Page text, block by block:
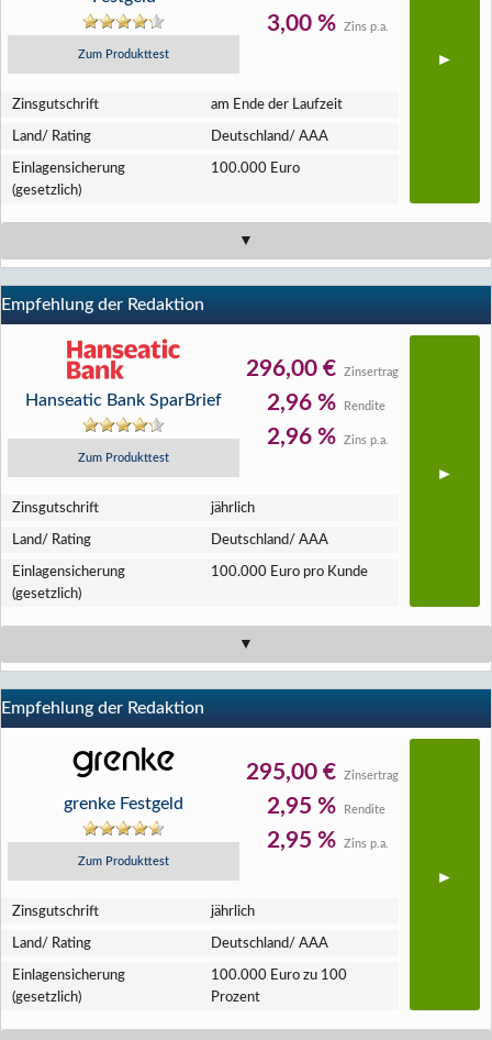
Zum Produkttest
3,00 %
Zins p.a.
Zins­gutschrift am Ende der Laufzeit
Land/ Rating Deutschland/ AAA
Einlagen­sicherung
(gesetzlich)
100.000 Euro
Empfehlung der Redaktion
Hanseatic Bank SparBrief
Zum Produkttest
296,00 € Zinsertrag
2,96 % Rendite
2,96 % Zins p.a.
Zins­gutschrift jährlich
Land/ Rating Deutschland/ AAA
Einlagen­sicherung
(gesetzlich)
100.000 Euro pro Kunde
Empfehlung der Redaktion
grenke Festgeld
Zum Produkttest
295,00 € Zinsertrag
2,95 % Rendite
2,95 % Zins p.a.
Zins­gutschrift jährlich
Land/ Rating Deutschland/ AAA
Einlagen­sicherung
(gesetzlich)
100.000 Euro zu 100
Prozent